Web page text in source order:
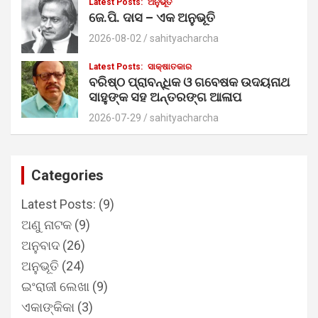
Latest Posts: ଅନୁଭୂତି
ଜେ.ପି. ଦାସ – ଏକ ଅନୁଭୂତି
2026-08-02 sahityacharcha
Latest Posts: ସାକ୍ଷାତକାର
ବରିଷ୍ଠ ପ୍ରାବନ୍ଧିକ ଓ ଗବେଷକ ଉଦୟନାଥ
ସାହୁଙ୍କ ସହ ଅନ୍ତରଙ୍ଗ ଆଳାପ
2026-07-29 sahityacharcha
Categories
Latest Posts: (9)
ଅଣୁ ନାଟକ (9)
ଅନୁବାଦ (26)
ଅନୁଭୂତି (24)
ଇଂରାଜୀ ଲେଖା (9)
ଏକାଙ୍କିକା (3)